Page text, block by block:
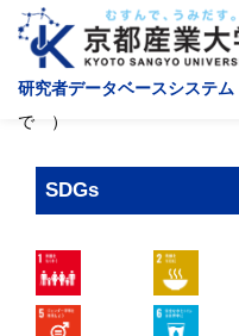
研究者データベースシステム
で ）
SDGs